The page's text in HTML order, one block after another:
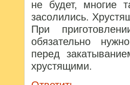
не будет, многие
засолились.
При
обязательно
перед
хрустящими.